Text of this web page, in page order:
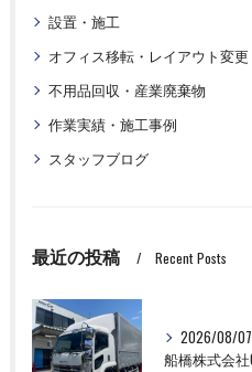
設置・施工
オフィス移転・レイアウト変更
不用品回収・産業廃棄物
作業実績・施工事例
スタッフブログ
最近の投稿 Recent Posts
2026/08/07